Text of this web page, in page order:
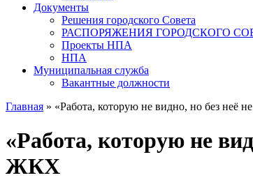
Документы
Решения городского Совета
РАСПОРЯЖЕНИЯ ГОРОДСКОГО
Проекты НПА
НПА
Муниципальная служба
Вакантные должности
Главная » «Работа, которую не видно, но без неё
«Работа, которую не
ЖКХ